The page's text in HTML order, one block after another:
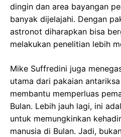
dingin dan area bayangan
banyak dijelajahi. Dengan
astronot diharapkan bisa
melakukan penelitian lebih
Mike Suffredini juga
utama dari pakaian
membantu memperluas
Bulan. Lebih jauh lagi, ini
untuk memungkinkan
manusia di Bulan. Jadi,